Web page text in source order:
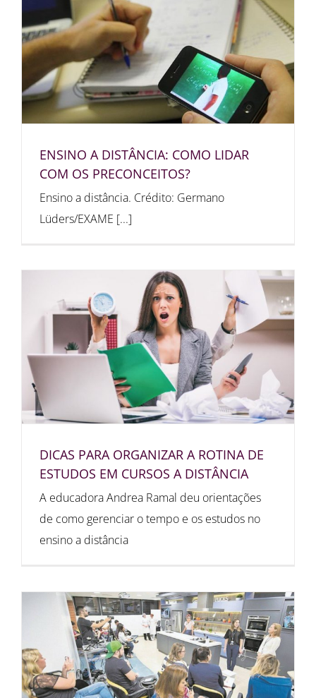
ENSINO A DISTÂNCIA: COMO LIDAR
COM OS PRECONCEITOS?
Ensino a distância. Crédito: Germano
Lüders/EXAME [...]
DICAS PARA ORGANIZAR A ROTINA DE
ESTUDOS EM CURSOS A DISTÂNCIA
A educadora Andrea Ramal deu orientações
de como gerenciar o tempo e os estudos no
ensino a distância